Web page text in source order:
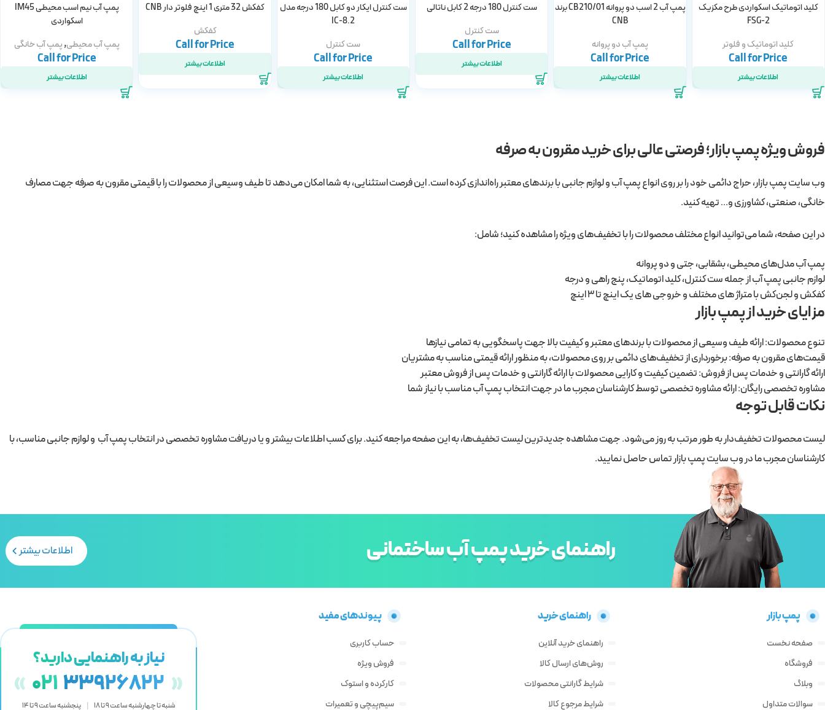
کلید اتوماتیک اسکواردی طرح مکزیک
FSG-2
کلید اتوماتیک و فلوتر
اطلاعات بیشتر
پمپ آب 2 اسب دو پروانه CB210/01 برند
CNB
پمپ آب دو پروانه
اطلاعات بیشتر
ست کنترل 180 درجه 2 کابل ناتالی
ست کنترل
اطلاعات بیشتر
ست کنترل ایکار دو کابل 180 درجه مدل
IC-8.2
ست کنترل
اطلاعات بیشتر
کفکش 32 متری 1 اینچ فلوتر دار CNB
کفکش
اطلاعات بیشتر
پمپ آب نیم اسب محیطی IM45
اسکواردی
پمپ آب محیطی,پمپ آب خانگی
اطلاعات بیشتر
فروش ویژه پمپ بازار؛ فرصتی عالی برای خرید مقرون به صرفه
وب سایت پمپ بازار، حراج دائمی خود را بر روی انواع پمپ آب و لوازم جانبی با برندهای معتبر راه‌اندازی کرده است. این فرصت استثنایی، به شما امکان می‌دهد تا طیف وسیعی از محصولات را با قیمتی مقرون به صرفه جهت مصارف
خانگی، صنعتی، کشاورزی و… تهیه کنید.
در این صفحه، شما می‌توانید انواع مختلف محصولات را با تخفیف‌های ویژه را مشاهده کنید؛ شامل:
پمپ آب مدل‌های محیطی، بشقابی، جتی و دو پروانه
لوازم جانبی پمپ آب از جمله ست کنترل، کلید اتوماتیک، پنج راهی و درجه
کفکش و لجن‌کش با متراژ های مختلف و خروجی های یک اینچ تا 3 اینچ
مزایای خرید از پمپ بازار
تنوع محصولات: ارائه طیف وسیعی از محصولات با برندهای معتبر و کیفیت بالا جهت پاسخگویی به تمامی نیازها
قیمت‌های مقرون به صرفه: برخورداری از تخفیف‌های دائمی بر روی محصولات، به منظور ارائه قیمتی مناسب به مشتریان
ارائه گارانتی و خدمات پس از فروش: تضمین کیفیت و کارایی محصولات با ارائه گارانتی و خدمات پس از فروش معتبر
مشاوره تخصصی رایگان: ارائه مشاوره تخصصی توسط کارشناسان مجرب ما در جهت انتخاب پمپ آب مناسب با نیاز شما
نکات قابل توجه
لیست محصولات تخفیف‌دار به طور مرتب به روز می‌شود. جهت مشاهده جدیدترین لیست تخفیف‌ها، به این صفحه مراجعه کنید. برای کسب اطلاعات بیشتر و یا دریافت مشاوره تخصصی در انتخاب پمپ آب و لوازم جانبی مناسب، با
کارشناسان مجرب ما در وب سایت پمپ بازار تماس حاصل نمایید.
راهنمای خرید پمپ آب ساختمانی اطلاعات بیشتر
پمپ بازار
صفحه نخست
فروشگاه
وبلاگ
سوالات متداول
راهنمای خرید
راهنمای خرید آنلاین
روش‌های ارسال کالا
شرایط گارانتی محصولات
شرایط مرجوع کالا
پیوندهای مفید
حساب کاربری
فروش ویژه
کارکرده و استوک
سیم‌پیچی و تعمیرات
نیاز به راهنمایی دارید؟
« 021 33926822 »
شنبه تا چهارشنبه ساعت 9 تا 18 | پنجشنبه ساعت 9 تا 14